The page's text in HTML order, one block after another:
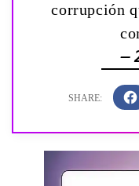
corrupción
—